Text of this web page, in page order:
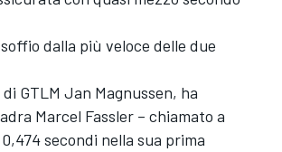
dalla più veloce delle due
GTLM Jan Magnussen, ha
Marcel Fassler – chiamato a
secondi nella sua prima